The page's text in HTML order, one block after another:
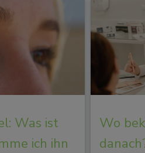
Was ist
ich ihn
Wo